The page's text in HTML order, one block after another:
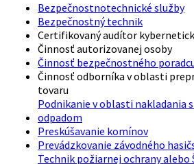
Bezpečnostnotechnické služby
Bezpečnostný technik
Certifikovaný audítor
Činnosť autorizovanej osoby
Činnosť bezpečnostného
Činnosť odborníka v oblasti
tovaru
Podnikanie v oblasti nakladania
odpadom
Preskúšavanie komínov
Prevádzkovanie závodného
Technik požiarnej ochrany